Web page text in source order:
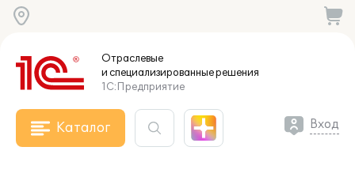
Отраслевые
и специализированныерешения
1С:Предприятие
Каталог Вход